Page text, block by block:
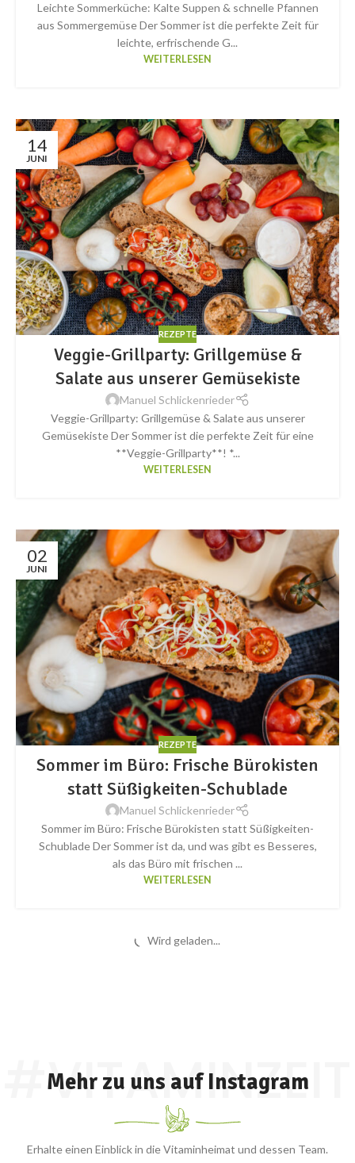
Leichte Sommerküche: Kalte Suppen & schnelle Pfannen
aus Sommergemüse Der Sommer ist die perfekte Zeit für
leichte, erfrischende G...
WEITERLESEN
14
JUNI
REZEPTE
Veggie-Grillparty: Grillgemüse &
Salate aus unserer Gemüsekiste
Manuel Schlickenrieder
Veggie-Grillparty: Grillgemüse & Salate aus unserer
Gemüsekiste Der Sommer ist die perfekte Zeit für eine
**Veggie-Grillparty**! *...
WEITERLESEN
02
JUNI
REZEPTE
Sommer im Büro: Frische Bürokisten
statt Süßigkeiten-Schublade
Manuel Schlickenrieder
Sommer im Büro: Frische Bürokisten statt Süßigkeiten-
Schublade Der Sommer ist da, und was gibt es Besseres,
als das Büro mit frischen ...
WEITERLESEN
REZEPTE